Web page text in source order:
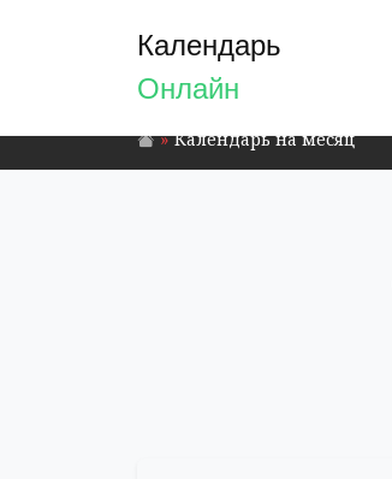
Календарь
Онлайн
Календарь на месяц